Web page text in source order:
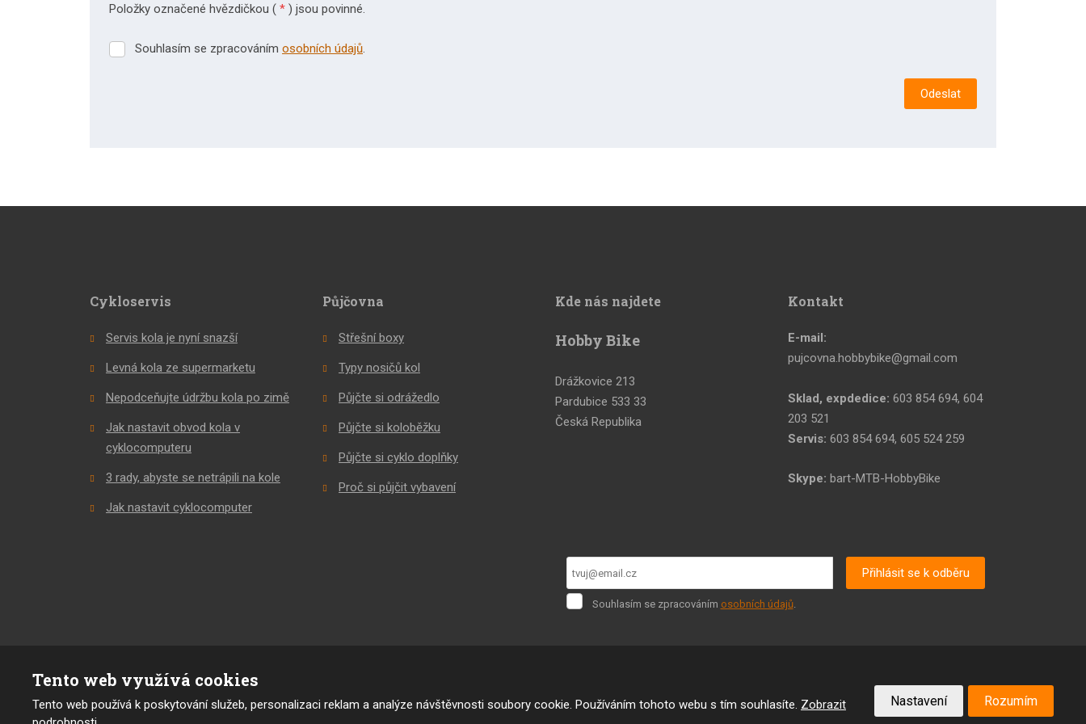
Položky označené hvězdičkou ( * ) jsou povinné.
Souhlasím
Souhlasím se zpracováním osobních údajů.
Odeslat
Cykloservis
Servis kola je nyní snazší
Levná kola ze supermarketu
Nepodceňujte údržbu kola po zimě
Jak nastavit obvod kola v
cyklocomputeru
3 rady, abyste se netrápili na kole
Jak nastavit cyklocomputer
Půjčovna
Střešní boxy
Typy nosičů kol
Půjčte si odrážedlo
Půjčte si koloběžku
Půjčte si cyklo doplňky
Proč si půjčit vybavení
Kde nás najdete
Hobby Bike
Drážkovice 213
Pardubice 533 33
Česká Republika
Kontakt
E-mail:
pujcovna.hobbybike@gmail.com
Sklad, expdedice: 603 854 694, 604
203 521
Servis: 603 854 694, 605 524 259
Skype: bart-MTB-HobbyBike
Souhlasím
Souhlasím se zpracováním osobních údajů.
Přihlásit se k odběru
odeslat.
© 2026 Pavel Bartoš, vytvořila eBRÁNA s.r.o.
Mapa stránek |Podmínky použití
VYROBILA
Tento web využívá cookies
Tento web používá k poskytování služeb, personalizaci reklam a analýze návštěvnosti soubory cookie. Používáním tohoto webu s tím souhlasíte. Zobrazit
Nastavení Rozumím